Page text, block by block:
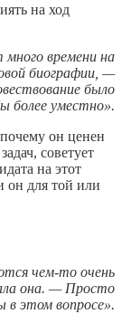
на ход
времени на
биографии, —
было
более уместно».
он ценен
советует
на этот
он для той или
чем-то очень
она. — Просто
в этом вопросе».